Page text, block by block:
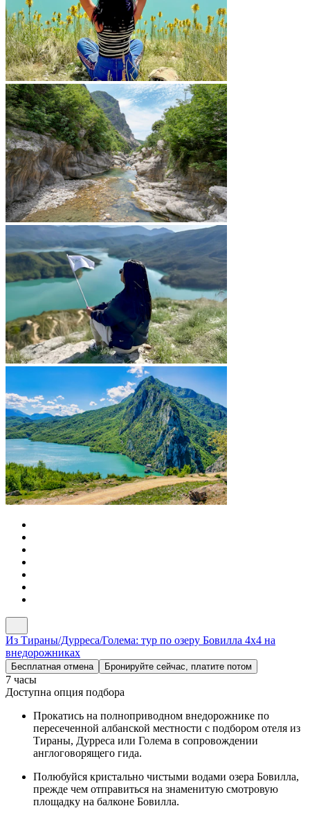
Из Тираны/Дурреса/Голема: тур по озеру Бовилла 4x4 на
внедорожниках
Бесплатная отмена Бронируйте сейчас, платите потом
7 часы
Доступна опция подбора
Прокатись на полноприводном внедорожнике по
пересеченной албанской местности с подбором отеля из
Тираны, Дурреса или Голема в сопровождении
англоговорящего гида.
Полюбуйся кристально чистыми водами озера Бовилла,
прежде чем отправиться на знаменитую смотровую
площадку на балконе Бовилла.